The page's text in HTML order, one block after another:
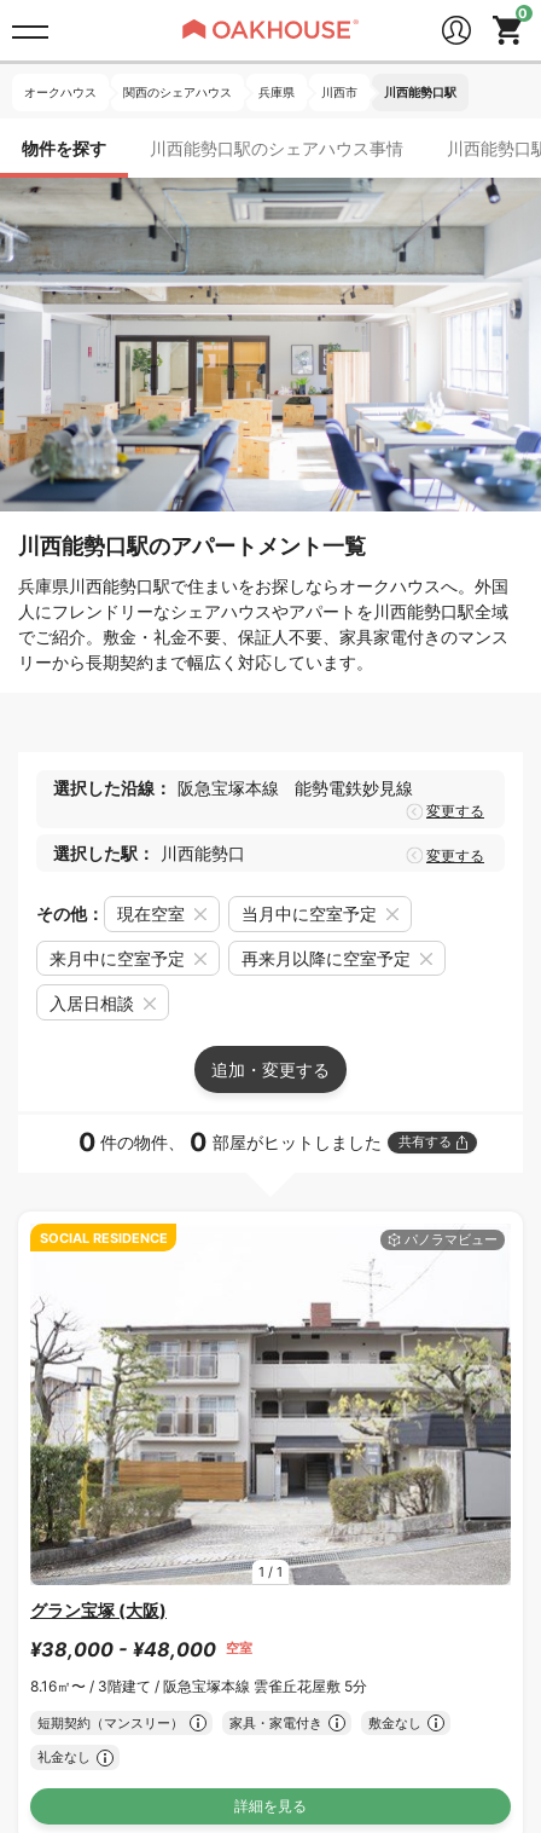
オークハウス 関西のシェアハウス 兵庫県 川西市 川西能勢口駅
物件を探す 川西能勢口駅のシェアハウス事情 川西能勢口
川西能勢口駅のアパートメント一覧
兵庫県川西能勢口駅で住まいをお探しならオークハウスへ。外国
人にフレンドリーなシェアハウスやアパートを川西能勢口駅全域
でご紹介。敷金・礼金不要、保証人不要、家具家電付きのマンス
リーから長期契約まで幅広く対応しています。
選択した沿線： 阪急宝塚本線 能勢電鉄妙見線
変更する
選択した駅： 川西能勢口 変更する
その他： 現在空室 当月中に空室予定
来月中に空室予定 再来月以降に空室予定
入居日相談
追加・変更する
0 件の物件、 0 部屋がヒットしました 共有する
1 / 1
SOCIAL RESIDENCE
グラン宝塚 (大阪)
¥38,000 - ¥48,000 空室
8.16㎡〜 / 3階建て / 阪急宝塚本線 雲雀丘花屋敷 5分
短期契約（マンスリー） 家具・家電付き 敷金なし
礼金なし
詳細を見る